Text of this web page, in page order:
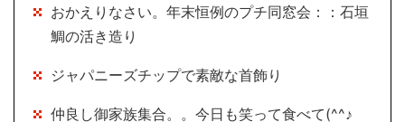
おかえりなさい。年末恒例のプチ同窓会：：石垣
鯛の活き造り
ジャパニーズチップで素敵な首飾り
仲良し御家族集合。。今日も笑って食べて(^^♪